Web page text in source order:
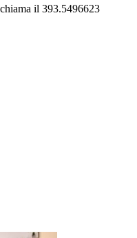
il 393.5496623